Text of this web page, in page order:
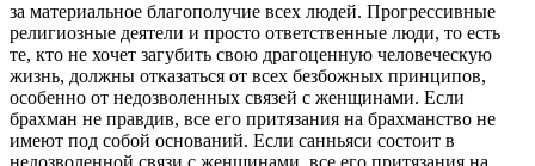
за материальное благополучие всех людей. Прогрессивные
религиозные деятели и просто ответственные люди, то есть
те, кто не хочет загубить свою драгоценную человеческую
жизнь, должны отказаться от всех безбожных принципов,
особенно от недозволенных связей с женщинами. Если
брахман не правдив, все его притязания на брахманство не
имеют под собой оснований. Если санньяси состоит в
недозволенной связи с женщинами, все его притязания на